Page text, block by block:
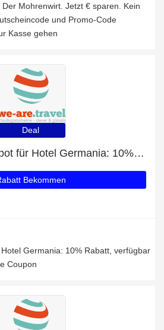
Mohrenwirt. Jetzt € sparen. Kein
und Promo-Code
Kasse gehen
Deal
Verifiziertes Angebot für Hotel Germania: 10% Rabatt
Bekommen
Germania: 10% Rabatt, verfügbar
Coupon